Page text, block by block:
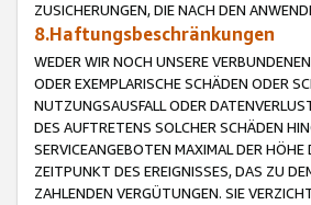
ZUSICHERUNGEN, DIE NACH DEN
8.Haftungsbeschränkungen
WEDER WIR NOCH UNSERE
ODER EXEMPLARISCHE SCHÄDEN ODER
NUTZUNGSAUSFALL ODER
DES AUFTRETENS SOLCHER SCHÄDEN
SERVICEANGEBOTEN MAXIMAL DER
ZEITPUNKT DES EREIGNISSES, DAS ZU
ZAHLENDEN VERGÜTUNGEN. SIE